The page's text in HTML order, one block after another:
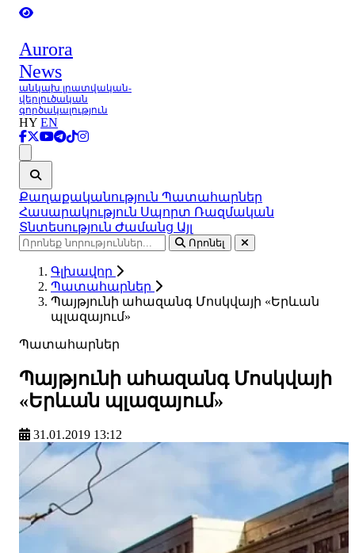
Aurora
News
անկախ լրատվական-
վերլուծական
գործակալություն
HY EN
Քաղաքականություն Պատահարներ
Հասարակություն Սպորտ Ռազմական
Տնտեսություն Ժամանց Այլ
Որոնել
Գլխավոր
Պատահարներ
Պայթյունի ահազանգ Մոսկվայի «Երևան
պլազայում»
Պատահարներ
Պայթյունի ահազանգ Մոսկվայի
«Երևան պլազայում»
31.01.2019 13:12